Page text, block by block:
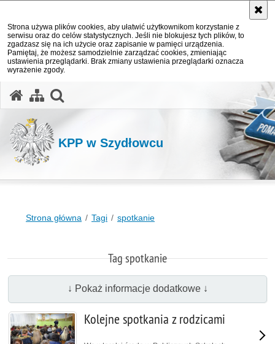
Strona używa plików cookies, aby ułatwić użytkownikom korzystanie z
serwisu oraz do celów statystycznych. Jeśli nie blokujesz tych plików, to
zgadzasz się na ich użycie oraz zapisanie w pamięci urządzenia.
Pamiętaj, że możesz samodzielnie zarządzać cookies, zmieniając
ustawienia przeglądarki. Brak zmiany ustawienia przeglądarki oznacza
wyrażenie zgody.
KPP w Szydłowcu
Strona główna Tagi spotkanie
Tag spotkanie
↓ Pokaż informacje dodatkowe ↓
Kolejne spotkania z rodzicami